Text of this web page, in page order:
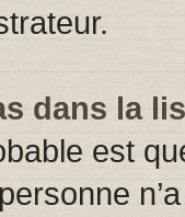
dans la
est